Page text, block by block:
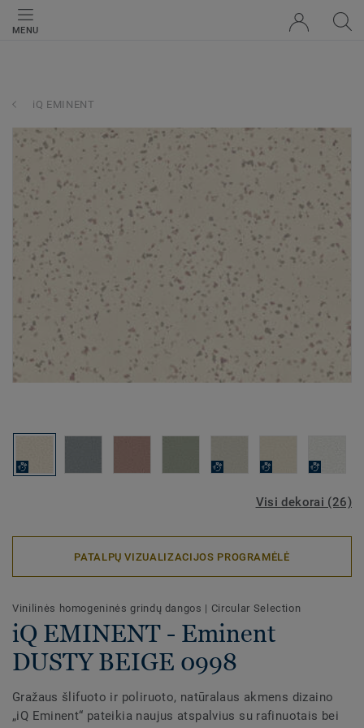
MENU
iQ EMINENT
Visi dekorai (26)
PATALPŲ VIZUALIZACIJOS PROGRAMĖLĖ
Vinilinės homogeninės grindų dangos | Circular Selection
iQ EMINENT - Eminent
DUSTY BEIGE 0998
Gražaus šlifuoto ir poliruoto, natūralaus akmens dizaino
„iQ Eminent“ pateikia naujus atspalvius su rafinuotais bei